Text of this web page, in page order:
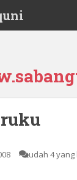
udah 4 yang